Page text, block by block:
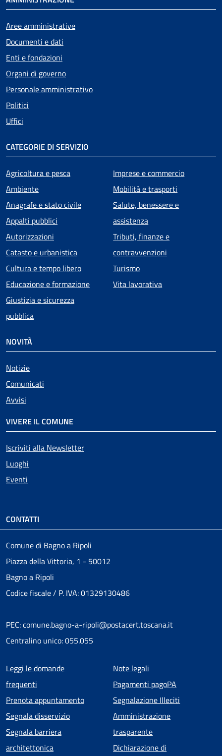
Aree amministrative
Documenti e dati
Enti e fondazioni
Organi di governo
Personale amministrativo
Politici
Uffici
CATEGORIE DI SERVIZIO
Agricoltura e pesca
Ambiente
Anagrafe e stato civile
Appalti pubblici
Autorizzazioni
Catasto e urbanistica
Cultura e tempo libero
Educazione e formazione
Giustizia e sicurezza
pubblica
Imprese e commercio
Mobilità e trasporti
Salute, benessere e
assistenza
Tributi, finanze e
contravvenzioni
Turismo
Vita lavorativa
NOVITÀ
Notizie
Comunicati
Avvisi
VIVERE IL COMUNE
Iscriviti alla Newsletter
Luoghi
Eventi
CONTATTI
Comune di Bagno a Ripoli
Piazza della Vittoria, 1 - 50012
Bagno a Ripoli
Codice fiscale / P. IVA: 01329130486
PEC: comune.bagno-a-ripoli@postacert.toscana.it
Centralino unico: 055.055
Menu piè di pagina
Leggi le domande
frequenti
Prenota appuntamento
Segnala disservizio
Segnala barriera
architettonica
Note legali
Pagamenti pagoPA
Segnalazione Illeciti
Amministrazione
trasparente
Dichiarazione di